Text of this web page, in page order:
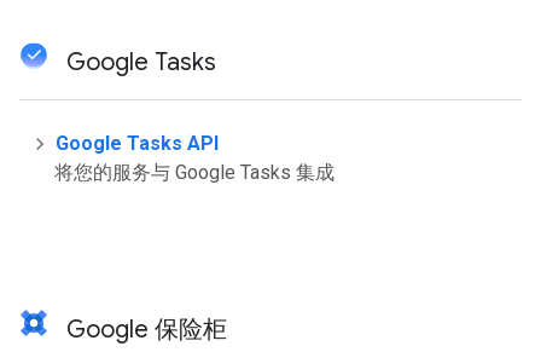
Google Tasks
Google Tasks API
将您的服务与 Google Tasks 集成
Google 保险柜